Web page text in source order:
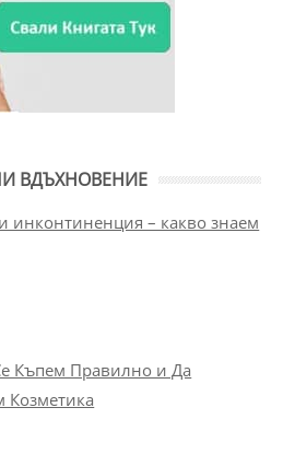
ВДЪХНОВЕНИЕ
инконтиненция – какво знаем
Къпем Правилно и Да
Козметика